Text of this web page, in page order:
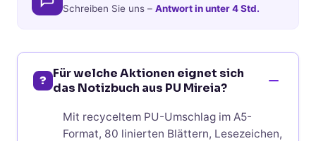
Schreiben Sie uns – Antwort in unter 4 Std.
? Für welche Aktionen eignet sich
das Notizbuch aus PU Mireia?
Mit recyceltem PU-Umschlag im A5-
Format, 80 linierten Blättern, Lesezeichen,